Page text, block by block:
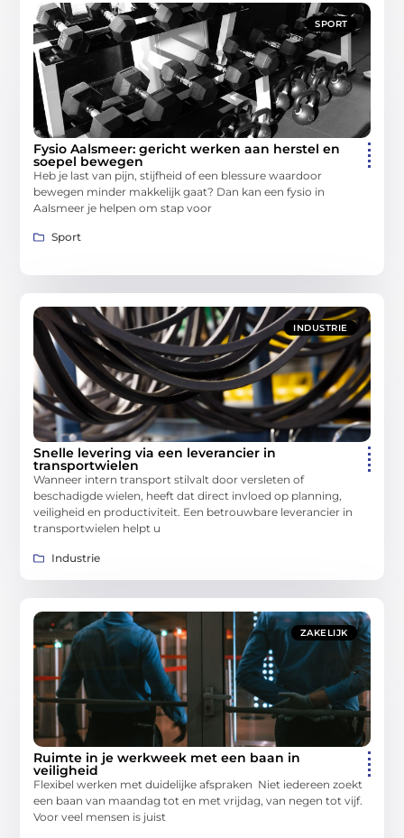
SPORT
Fysio Aalsmeer: gericht werken aan herstel en
soepel bewegen
Heb je last van pijn, stijfheid of een blessure waardoor
bewegen minder makkelijk gaat? Dan kan een fysio in
Aalsmeer je helpen om stap voor
Sport
INDUSTRIE
Snelle levering via een leverancier in
transportwielen
Wanneer intern transport stilvalt door versleten of
beschadigde wielen, heeft dat direct invloed op planning,
veiligheid en productiviteit. Een betrouwbare leverancier in
transportwielen helpt u
Industrie
ZAKELIJK
Ruimte in je werkweek met een baan in
veiligheid
Flexibel werken met duidelijke afspraken Niet iedereen zoekt
een baan van maandag tot en met vrijdag, van negen tot vijf.
Voor veel mensen is juist